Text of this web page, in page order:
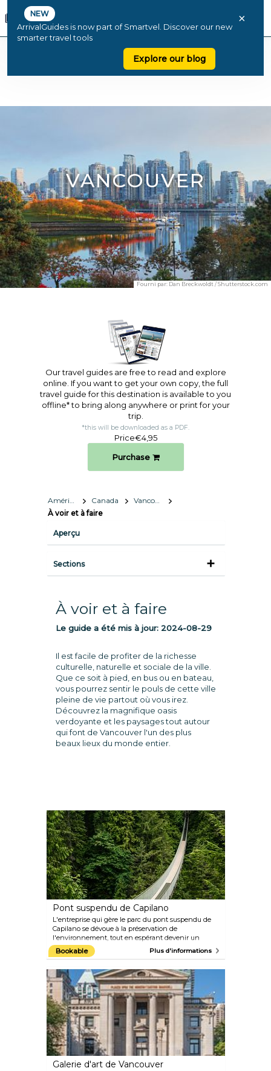
NEW
ArrivalGuides is now part of Smartvel. Discover our new
smarter travel tools
Explore our blog
×
VANCOUVER
Fourni par: Dan Breckwoldt / Shutterstock.com
Our travel guides are free to read and explore
online. If you want to get your own copy, the full
travel guide for this destination is available to you
offline* to bring along anywhere or print for your
trip.​
*this will be downloaded as a PDF.
Price€4,95
Purchase
Amérique du Nord Canada
Vancouver
À voir et à faire
Aperçu
Sections
À voir et à faire
Le guide a été mis à jour: 2024-08-29
Il est facile de profiter de la richesse
culturelle, naturelle et sociale de la ville.
Que ce soit à pied, en bus ou en bateau,
vous pourrez sentir le pouls de cette ville
pleine de vie partout où vous irez.
Découvrez la magnifique oasis
verdoyante et les paysages tout autour
qui font de Vancouver l'un des plus
beaux lieux du monde entier.
Pont suspendu de Capilano
L'entreprise qui gère le parc du pont suspendu de
Capilano se dévoue à la préservation de
l'environnement, tout en espérant devenir un
leader de l'industrie du tourisme. Ils cherchent à
réduire l'impact sur l'environnement au-delà de ce
gouvernement, en préservant les ressources
naturelles de la région et en garantissant sa
durabilité à long terme.
Bookable Plus d'informations
Galerie d'art de Vancouver